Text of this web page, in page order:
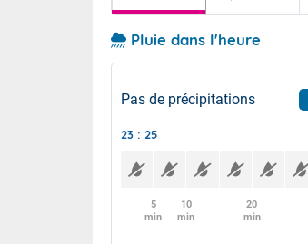
Pluie dans l'heure
Pas de précipitations
23 : 25
5
min
10
min
20
min